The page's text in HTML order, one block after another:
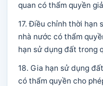
quan có thẩm quyền
17. Điều chỉnh thời hạn
nhà nước có thẩm
hạn sử dụng đất trong
18. Gia hạn sử dụng
có thẩm quyền cho